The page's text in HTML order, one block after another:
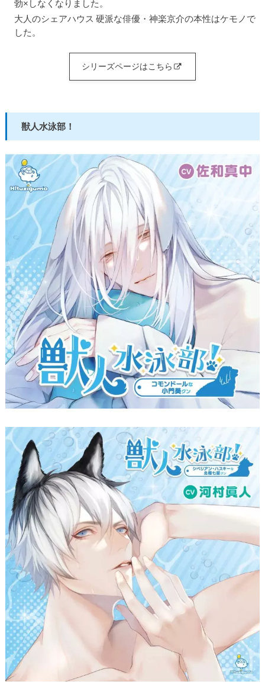
勃×しなくなりました。
大人のシェアハウス 硬派な俳優・神楽京介の本性はケモノで
した。
シリーズページはこちら
獣人水泳部！